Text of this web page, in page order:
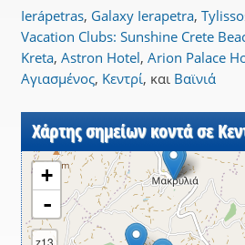
Ierápetras, Galaxy Ierapetra,
Vacation Clubs: Sunshine Crete
Kreta, Astron Hotel, Arion Palace
Αγιασμένος, Κεντρί, και Βαϊνιά
Χάρτης σημείων κοντά σε
+
-